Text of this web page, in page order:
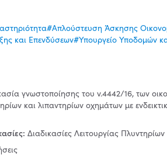
#Απλούστευση Άσκησης
και Επενδύσεων#Υπουργείο Υποδομών
γνωστοποίησης του ν.4442/16, των
και λιπαντηρίων οχημάτων με
Διαδικασίες Λειτουργίας